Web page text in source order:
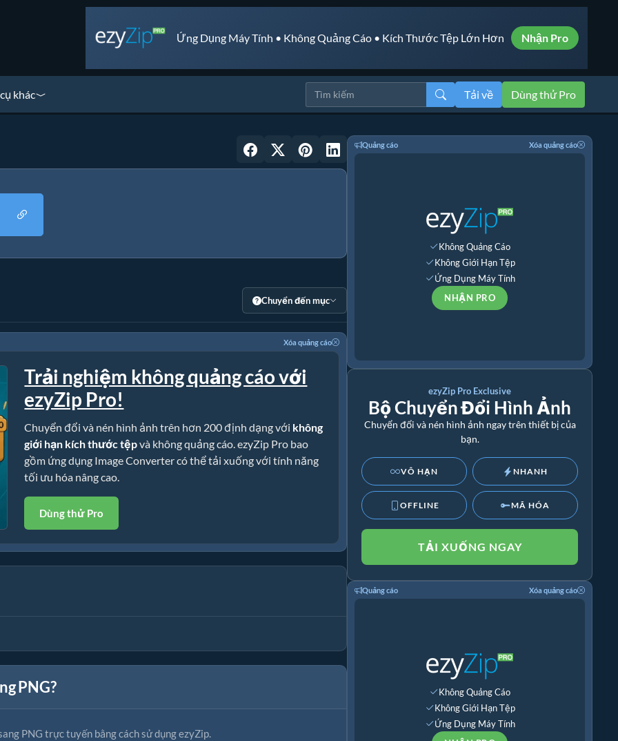
Ứng Dụng Máy Tính • Không Quảng Cáo • Kích Thước Tệp Lớn Hơn Nhận Pro
khác Tải về Dùng thử Pro
Chuyển đến mục
Xóa quảng cáo
Trải nghiệm không quảng cáo với
ezyZip Pro!
Chuyển đổi và nén hình ảnh trên hơn 200 định dạng với không
giới hạn kích thước tệpvà không quảng cáo. ezyZip Pro bao
gồm ứng dụng Image Converter có thể tải xuống với tính năng
tối ưu hóa nâng cao.
Dùng thử Pro
PNG?
PNG trực tuyến bằng cách sử dụng ezyZip.
Quảng cáo Xóa quảng cáo
Không Quảng Cáo
Không Giới Hạn Tệp
Ứng Dụng Máy Tính
NHẬN PRO
ezyZip Pro Exclusive
Bộ Chuyển Đổi Hình Ảnh
Chuyển đổi và nén hình ảnh ngay trên thiết bị của
bạn.
VÔ HẠN NHANH
OFFLINE MÃ HÓA
TẢI XUỐNG NGAY
Quảng cáo Xóa quảng cáo
Không Quảng Cáo
Không Giới Hạn Tệp
Ứng Dụng Máy Tính